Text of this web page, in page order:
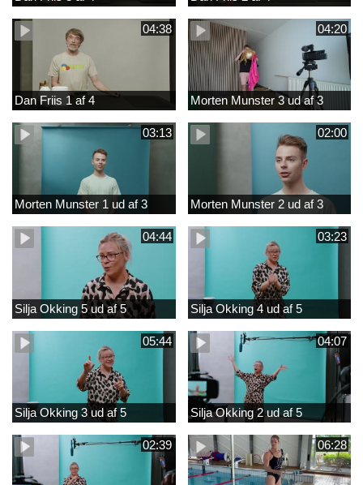
04:38
Dan Friis 1 af 4
04:20
Morten Munster 3 ud af 3
03:13
Morten Munster 1 ud af 3
02:00
Morten Munster 2 ud af 3
04:44
Silja Okking 5 ud af 5
03:23
Silja Okking 4 ud af 5
05:44
Silja Okking 3 ud af 5
04:07
Silja Okking 2 ud af 5
02:39 06:28